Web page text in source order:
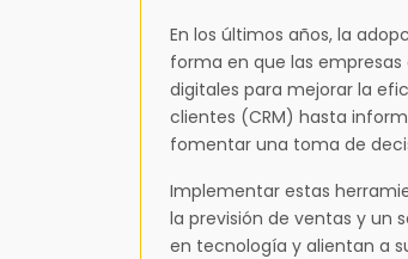
En los últimos años, la
forma en que las
digitales para mejorar la
clientes (CRM) hasta
fomentar una toma de
Implementar estas
la previsión de ventas y un
en tecnología y alientan a